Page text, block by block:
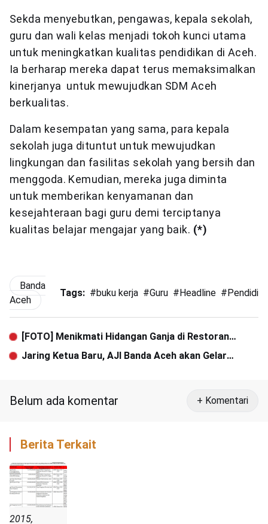
Sekda menyebutkan, pengawas, kepala sekolah,
guru dan wali kelas menjadi tokoh kunci utama
untuk meningkatkan kualitas pendidikan di Aceh.
Ia berharap mereka dapat terus memaksimalkan
kinerjanya untuk mewujudkan SDM Aceh
berkualitas.
Dalam kesempatan yang sama, para kepala
sekolah juga dituntut untuk mewujudkan
lingkungan dan fasilitas sekolah yang bersih dan
menggoda. Kemudian, mereka juga diminta
untuk memberikan kenyamanan dan
kesejahteraan bagi guru demi terciptanya
kualitas belajar mengajar yang baik. (*)
Banda
Aceh
Tags: #buku kerja #Guru # Headline #
[FOTO] Menikmati Hidangan Ganja di Restoran
Thailand
Jaring Ketua Baru, AJI Banda Aceh akan Gelar
Belum ada komentar + Komentari
Berita Terkait
2015,